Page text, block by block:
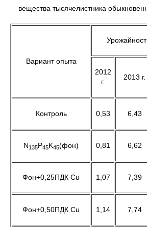
вещества тысячелистника
Вариант опыта
2012
г.
2013 г.
Контроль 0,53 6,43
N135P45K45(фон) 0,81 6,62
Фон+0,25ПДК Cu 1,07 7,39
Фон+0,50ПДК Cu 1,14 7,74